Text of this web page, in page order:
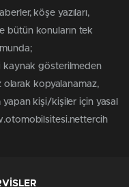
köşe yazıları,
bütün konuların tek
gösterilmeden
olarak kopyalanamaz,
yapan kişi/kişiler için yasal